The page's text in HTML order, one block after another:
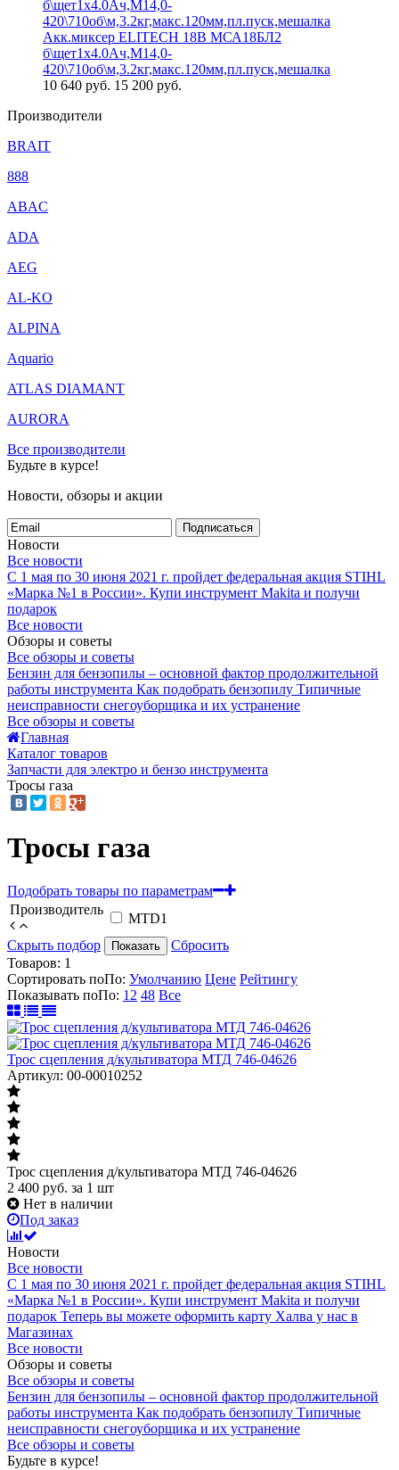
Акк.миксер ELITECH 18В МСА18БЛ2
б\щет1х4.0Ач,М14,0-
420\710об\м,3.2кг,макс.120мм,пл.пуск,мешалка
10 640 руб. 15 200 руб.
Производители
BRAIT
888
ABAC
ADA
AEG
AL-KO
ALPINA
Aquario
ATLAS DIAMANT
AURORA
Все производители
Будьте в курсе!
Новости, обзоры и акции
Подписаться
Новости
Все новости
С 1 мая по 30 июня 2021 г. пройдет федеральная акция STIHL
«Марка №1 в России». Купи инструмент Makita и получи
подарок
Все новости
Обзоры и советы
Все обзоры и советы
Бензин для бензопилы – основной фактор продолжительной
работы инструмента Как подобрать бензопилу Типичные
неисправности снегоуборщика и их устранение
Все обзоры и советы
Главная
Каталог товаров
Запчасти для электро и бензо инструмента
Тросы газа
Тросы газа
Подобрать товары по параметрам
Производитель
MTD1
Скрыть подбор
Показать
Сбросить
Товаров: 1
Сортировать поПо: Умолчанию Цене Рейтингу
Показывать поПо: 12 48 Все
Трос сцепления д/культиватора МТД 746-04626
Артикул: 00-00010252
Трос сцепления д/культиватора МТД 746-04626
2 400 руб. за 1 шт
Нет в наличии
Под заказ
Новости
Все новости
С 1 мая по 30 июня 2021 г. пройдет федеральная акция STIHL
«Марка №1 в России». Купи инструмент Makita и получи
подарок Теперь вы можете оформить карту Халва у нас в
Магазинах
Все новости
Обзоры и советы
Все обзоры и советы
Бензин для бензопилы – основной фактор продолжительной
работы инструмента Как подобрать бензопилу Типичные
неисправности снегоуборщика и их устранение
Все обзоры и советы
Будьте в курсе!